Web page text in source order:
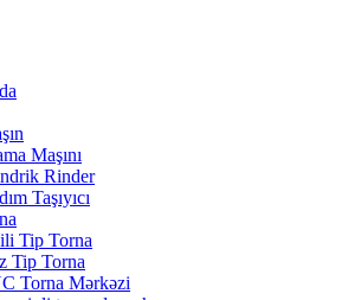
Maşını
Rinder
Taşıyıcı
Tip Torna
Tip Torna
Torna Mərkəzi